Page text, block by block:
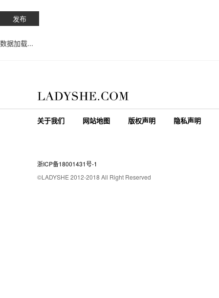
数据加载...
关于我们 网站地图 版权声明 隐私声明
浙ICP备18001431号-1
©LADYSHE 2012-2018 All Right Reserved